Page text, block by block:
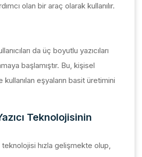
olan bir araç olarak kullanılır.
da üç boyutlu yazıcıları
başlamıştır. Bu, kişisel
eşyaların basit üretimini
Teknolojisinin
teknolojisi hızla gelişmekte olup,